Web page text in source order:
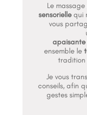
Le
sensoriellequi
vous
ensemble le
tradition
Je vous
conseils, afin
gestes